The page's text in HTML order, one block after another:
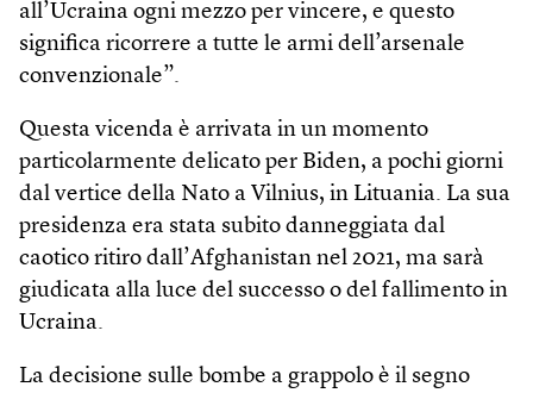
all’Ucraina ogni mezzo per vincere, e questo
significa ricorrere a tutte le armi dell’arsenale
convenzionale”.
Questa vicenda è arrivata in un momento
particolarmente delicato per Biden, a pochi giorni
dal vertice della Nato a Vilnius, in Lituania. La sua
presidenza era stata subito danneggiata dal
caotico ritiro dall’Afghanistan nel 2021, ma sarà
giudicata alla luce del successo o del fallimento in
Ucraina.
La decisione sulle bombe a grappolo è il segno